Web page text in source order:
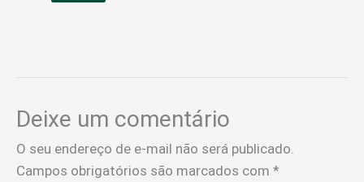
Deixe um comentário
O seu endereço de e-mail não será publicado.
Campos obrigatórios são marcados com *